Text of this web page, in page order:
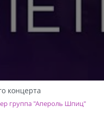
концерта
группа "Апероль Шпиц"